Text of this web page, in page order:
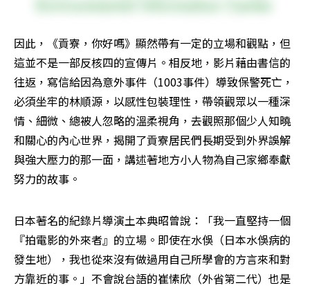
因此，《貢寮，你好嗎》顯然帶有一定的立場和觀點，但
這並不是一部反核四的宣傳片。相反地，影片藉由書信的
往返，寫信給因為意外事件（1003事件）導致保警死亡，
必須坐牢的林順源，以感性包裝理性，帶領觀眾以一種深
情、細微、總被人忽略的溫柔視角，去觀照那個少人知曉
和關心的內心世界，揭開了貢寮居民們長期受到外界誤解
與強大壓力的那一面，講述著地方小人物為自己家鄉奉獻
努力的故事。
日本著名的紀錄片導演土本典昭曾說：「我一直堅持一個
『拍電影的外來者』的立場。即使在水俁（日本水俁病的
發生地），我也從來沒有做過用自己所學會的方言來和對
方靠近的事。」不會說台語的崔愫欣（外省第二代）也是